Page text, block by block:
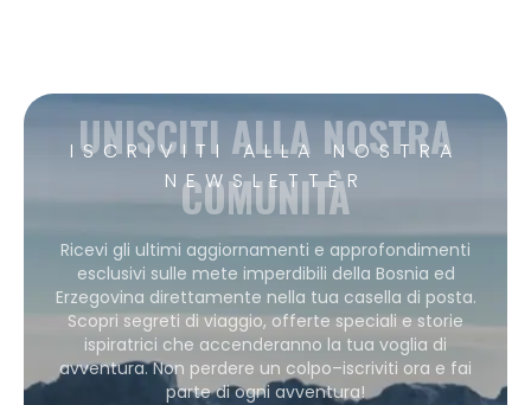
ISCRIVITI ALLA NOSTRA
NEWSLETTER
UNISCITI ALLA NOSTRA
COMUNITÀ
Ricevi gli ultimi aggiornamenti e approfondimenti
esclusivi sulle mete imperdibili della Bosnia ed
Erzegovina direttamente nella tua casella di posta.
Scopri segreti di viaggio, offerte speciali e storie
ispiratrici che accenderanno la tua voglia di
avventura. Non perdere un colpo–iscriviti ora e fai
parte di ogni avventura!